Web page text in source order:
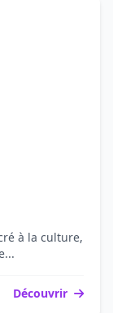
à la culture,
Découvrir